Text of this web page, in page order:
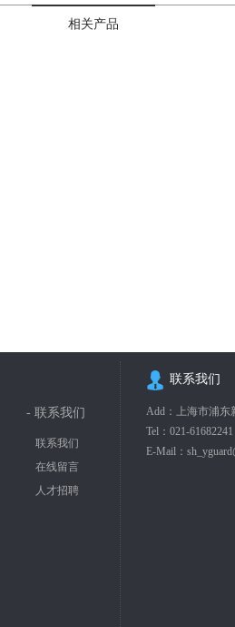
相关产品
- 联系我们
联系我们
在线留言
人才招聘
联系我们
Add：上海市浦东
Tel： 021-61682241
E-Mail：